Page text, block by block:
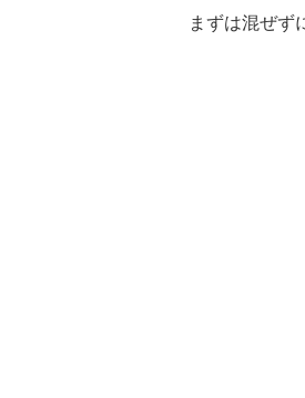
まずは混ぜず